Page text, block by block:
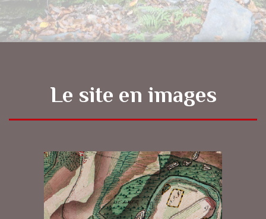
Le site en images